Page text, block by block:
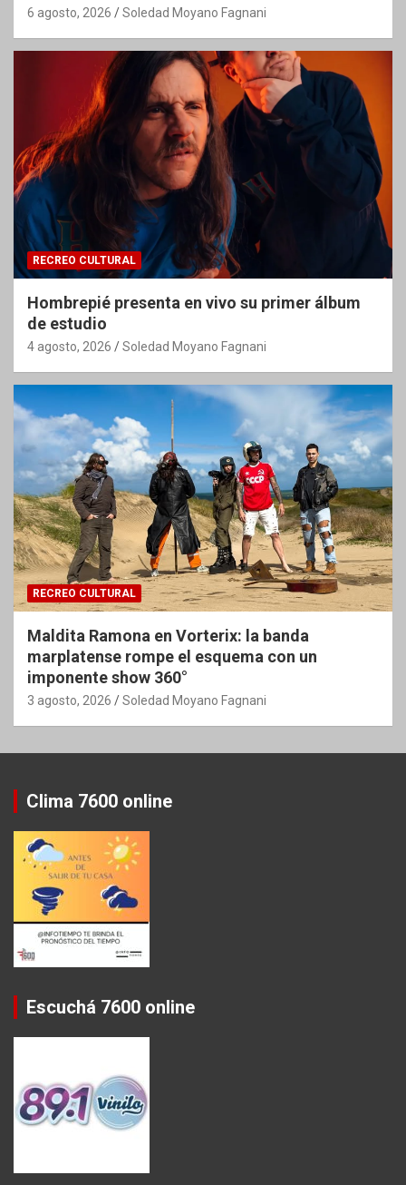
6 agosto, 2026 Soledad Moyano Fagnani
RECREO CULTURAL
Hombrepié presenta en vivo su primer álbum
de estudio
4 agosto, 2026 Soledad Moyano Fagnani
RECREO CULTURAL
Maldita Ramona en Vorterix: la banda
marplatense rompe el esquema con un
imponente show 360°
3 agosto, 2026 Soledad Moyano Fagnani
Clima 7600 online
Escuchá 7600 online